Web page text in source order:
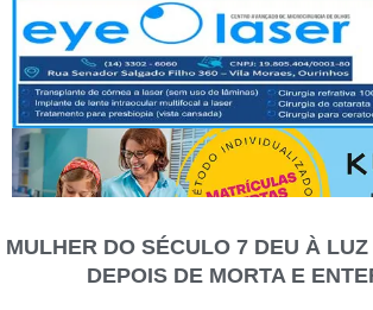
MULHER DO SÉCULO 7 DEU À
DEPOIS DE MORTA E